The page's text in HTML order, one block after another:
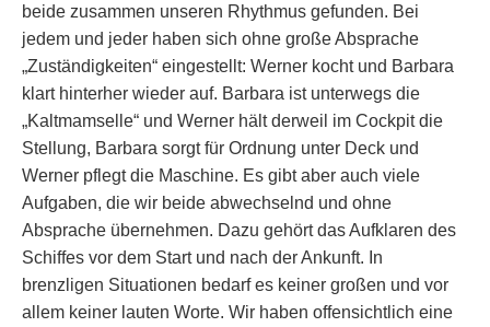
beide zusammen unseren Rhythmus gefunden. Bei
jedem und jeder haben sich ohne große Absprache
„Zuständigkeiten“ eingestellt: Werner kocht und Barbara
klart hinterher wieder auf. Barbara ist unterwegs die
„Kaltmamselle“ und Werner hält derweil im Cockpit die
Stellung, Barbara sorgt für Ordnung unter Deck und
Werner pflegt die Maschine. Es gibt aber auch viele
Aufgaben, die wir beide abwechselnd und ohne
Absprache übernehmen. Dazu gehört das Aufklaren des
Schiffes vor dem Start und nach der Ankunft. In
brenzligen Situationen bedarf es keiner großen und vor
allem keiner lauten Worte. Wir haben offensichtlich eine